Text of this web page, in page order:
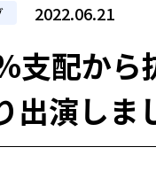
2022.06.21
支配か
演しま